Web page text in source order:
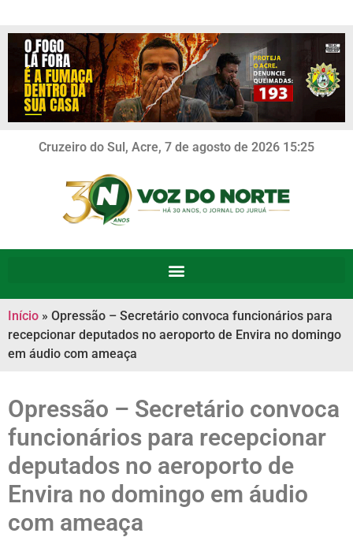
Cruzeiro do Sul, Acre, 7 de agosto de 2026 15:25
Início » Opressão – Secretário convoca funcionários para
recepcionar deputados no aeroporto de Envira no domingo
em áudio com ameaça
Opressão – Secretário convoca
funcionários para recepcionar
deputados no aeroporto de
Envira no domingo em áudio
com ameaça